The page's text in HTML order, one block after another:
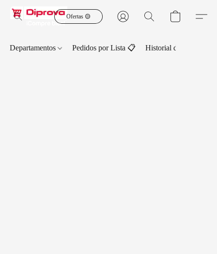
Ofertas 🟡
Departamentos Pedidos por Lista 📋 Historial de Pedidos